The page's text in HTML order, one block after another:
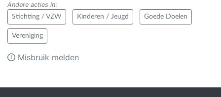
Andere acties in:
Stichting / VZW Kinderen / Jeugd Goede Doelen
Vereniging
Misbruik melden